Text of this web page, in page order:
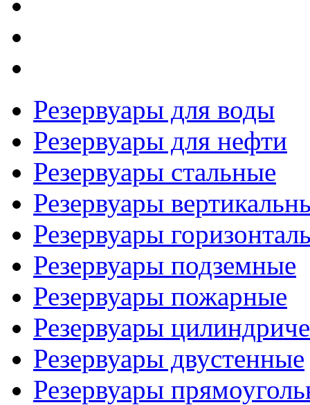
Резервуары для воды
Резервуары для нефти
Резервуары стальные
Резервуары
Резервуары
Резервуары подземные
Резервуары пожарные
Резервуары
Резервуары двустенные
Резервуары